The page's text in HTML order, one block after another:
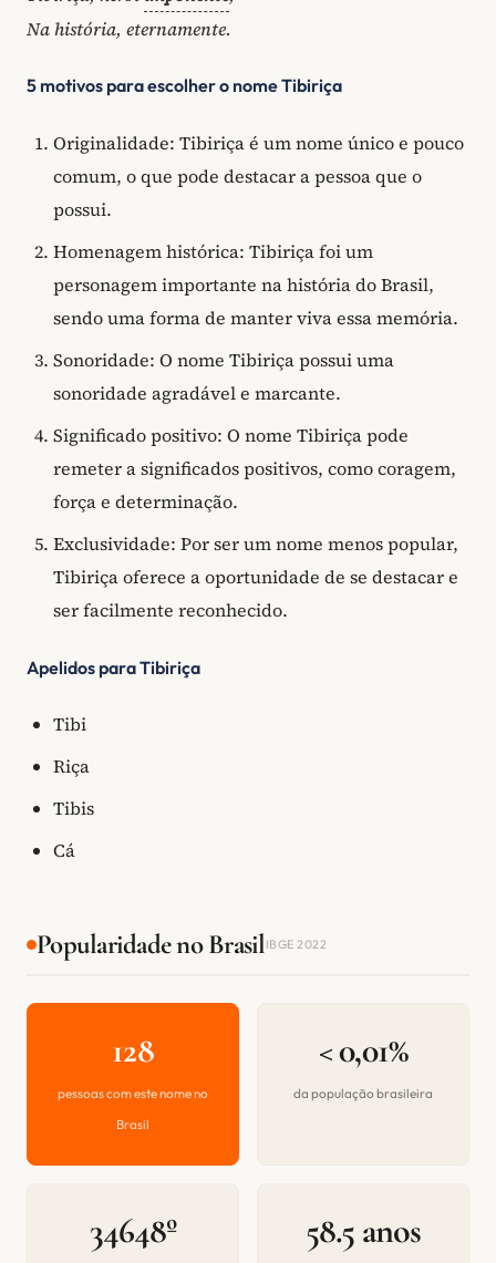
Na história, eternamente.
5 motivos para escolher o nome Tibiriça
Originalidade: Tibiriça é um nome único e pouco
comum, o que pode destacar a pessoa que o
possui.
Homenagem histórica: Tibiriça foi um
personagem importante na história do Brasil,
sendo uma forma de manter viva essa memória.
Sonoridade: O nome Tibiriça possui uma
sonoridade agradável e marcante.
Significado positivo: O nome Tibiriça pode
remeter a significados positivos, como coragem,
força e determinação.
Exclusividade: Por ser um nome menos popular,
Tibiriça oferece a oportunidade de se destacar e
ser facilmente reconhecido.
Apelidos para Tibiriça
Tibi
Riça
Tibis
Cá
Popularidade no BrasilIBGE 2022
128
pessoas com este nome no
Brasil
< 0,01%
da população brasileira
34648º 58.5 anos